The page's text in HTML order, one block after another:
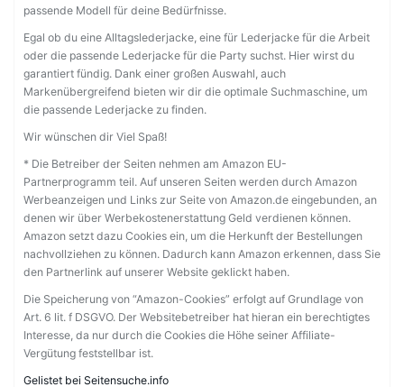
passende Modell für deine Bedürfnisse.
Egal ob du eine Alltagslederjacke, eine für Lederjacke für die Arbeit
oder die passende Lederjacke für die Party suchst. Hier wirst du
garantiert fündig. Dank einer großen Auswahl, auch
Markenübergreifend bieten wir dir die optimale Suchmaschine, um
die passende Lederjacke zu finden.
Wir wünschen dir Viel Spaß!
* Die Betreiber der Seiten nehmen am Amazon EU-
Partnerprogramm teil. Auf unseren Seiten werden durch Amazon
Werbeanzeigen und Links zur Seite von Amazon.de eingebunden, an
denen wir über Werbekostenerstattung Geld verdienen können.
Amazon setzt dazu Cookies ein, um die Herkunft der Bestellungen
nachvollziehen zu können. Dadurch kann Amazon erkennen, dass Sie
den Partnerlink auf unserer Website geklickt haben.
Die Speicherung von “Amazon-Cookies” erfolgt auf Grundlage von
Art. 6 lit. f DSGVO. Der Websitebetreiber hat hieran ein berechtigtes
Interesse, da nur durch die Cookies die Höhe seiner Affiliate-
Vergütung feststellbar ist.
Gelistet bei Seitensuche.info